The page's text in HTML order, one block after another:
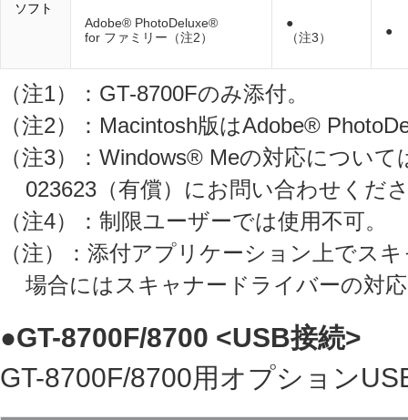
ソフト
Adobe® PhotoDeluxe®
for ファミリー（注2）
●
（注3）
●
（注1）：GT-8700Fのみ添付。
（注2）：Macintosh版はAdobe®
（注3）：Windows® Meの対応につい
023623（有償）にお問い合わせくだ
（注4）：制限ユーザーでは使用不可。
（注）：添付アプリケーション上でス
場合にはスキャナードライバーの対
●GT-8700F/8700 <USB接続>
GT-8700F/8700用オプション